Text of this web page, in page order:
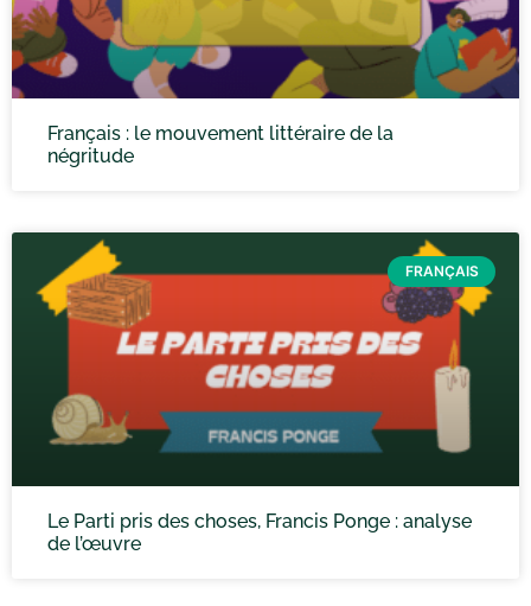
Français : le mouvement littéraire de la
négritude
FRANÇAIS
Le Parti pris des choses, Francis Ponge : analyse
de l’œuvre